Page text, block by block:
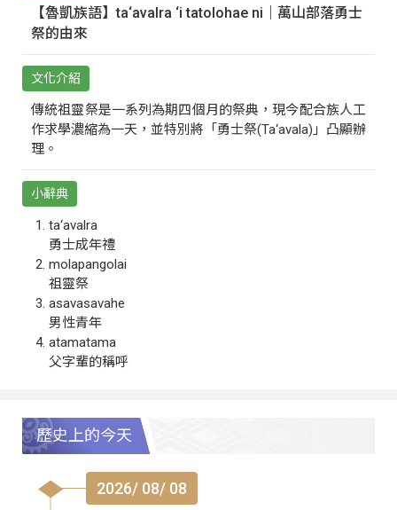
【魯凱族語】ta‘avalra ‘i tatolohae ni｜萬山部落勇士
祭的由來
文化介紹
傳統祖靈祭是一系列為期四個月的祭典，現今配合族人工
作求學濃縮為一天，並特別將「勇士祭(Ta‘avala)」凸顯辦
理。
小辭典
ta‘avalra
勇士成年禮
molapangolai
祖靈祭
asavasavahe
男性青年
atamatama
父字輩的稱呼
歷史上的今天
2026/ 08/ 08